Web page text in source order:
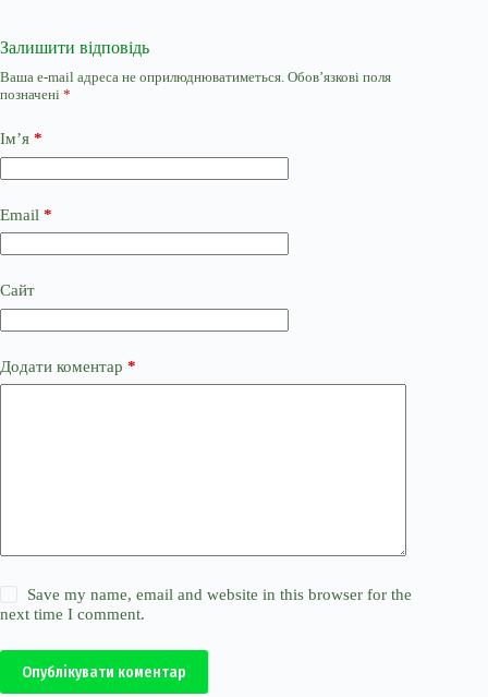
Залишити відповідь
Ваша e-mail адреса не оприлюднюватиметься. Обов’язкові поля
позначені *
Ім’я *
Email *
Сайт
Додати коментар *
Save my name, email and website in this browser for the
next time I comment.
Опублікувати коментар